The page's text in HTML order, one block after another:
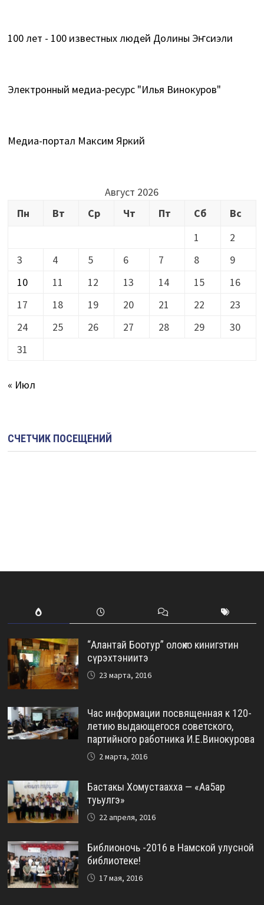
100 лет - 100 известных людей Долины Эҥсиэли
Электронный медиа-ресурс "Илья Винокуров"
Медиа-портал Максим Яркий
Август 2026
Пн
Вт Ср Чт Пт Сб
Вс
1
2
3
4 5 6 7 8
9
10
11 12 13 14 15
16
17
18 19 20 21 22
23
24
25 26 27 28 29
30
31
« Июл
СЧЕТЧИК ПОСЕЩЕНИЙ
“Алантай Боотур” олоҥхо кинигэтин
сүрэхтэниитэ
23 марта, 2016
Час информации посвященная к 120-
летию выдающегося советского,
партийного работника И.Е.Винокурова
2 марта, 2016
Бастакы Хомустаахха — «Аа5ар
туьулгэ»
22 апреля, 2016
Библионочь -2016 в Намской улусной
библиотеке!
17 мая, 2016